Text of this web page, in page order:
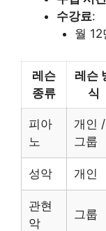
수강료:
월 12
레슨
종류
레슨
식
피아
노
개인 /
그룹
성악 개인
관현
악
그룹